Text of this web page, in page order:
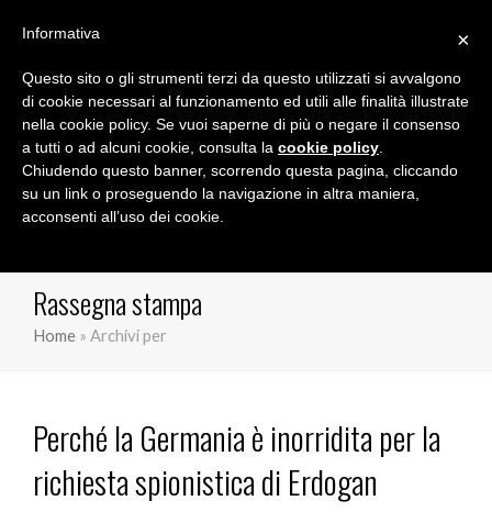
Marco Orioles
Rassegna stampa
Home » Archivi per
Perché la Germania è inorridita per la
richiesta spionistica di Erdogan
×
Informativa
Questo sito o gli strumenti terzi da questo utilizzati si avvalgono
di cookie necessari al funzionamento ed utili alle finalità illustrate
nella cookie policy. Se vuoi saperne di più o negare il consenso
a tutti o ad alcuni cookie, consulta la cookie policy
Chiudendo questo banner, scorrendo questa pagina, cliccando
su un link o proseguendo la navigazione in altra maniera,
acconsenti all’uso dei cookie.